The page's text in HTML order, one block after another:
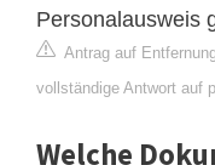
Personalausweis
Antrag auf
vollständige Antwort auf
Welche